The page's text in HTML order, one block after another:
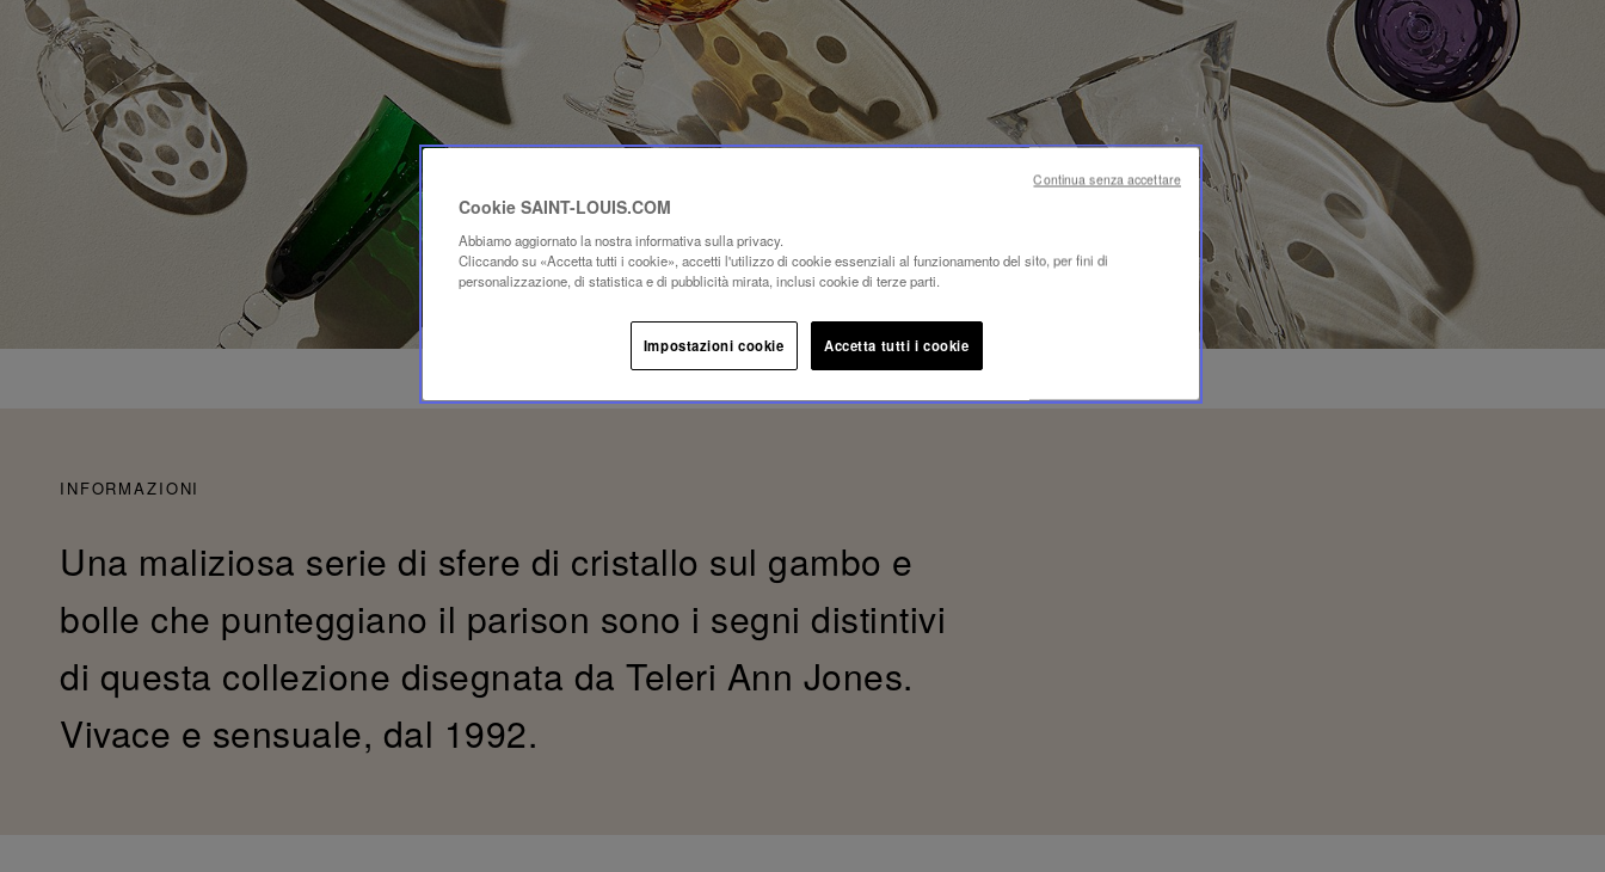
INFORMAZIONI
Una maliziosa serie di sfere di cristallo sul gambo e
bolle che punteggiano il parison sono i segni distintivi
di questa collezione disegnata da Teleri Ann Jones.
Vivace e sensuale, dal 1992.
Cookie SAINT-LOUIS.COM
Abbiamo aggiornato la nostra informativa sulla privacy.
Cliccando su «Accetta tutti i cookie», accetti l'utilizzo di cookie essenziali al funzionamento del sito, per fini di
personalizzazione, di statistica e di pubblicità mirata, inclusi cookie di terze parti.
Impostazioni cookie Accetta tutti i cookie
Continua senza accettare